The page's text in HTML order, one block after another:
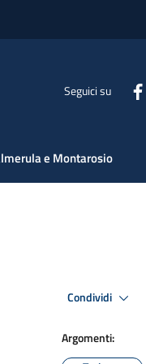
Seguici su
e Montarosio
Condividi
Argomenti: